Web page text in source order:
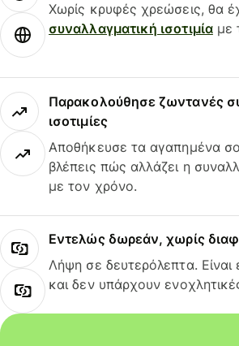
Χωρίς κρυφές χρεώσεις, θα
συναλλαγματική ισοτιμίαμε
Παρακολούθησε ζωντανές
ισοτιμίες
Αποθήκευσε τα αγαπημένα
βλέπεις πώς αλλάζει η
με τον χρόνο.
Εντελώς δωρεάν, χωρίς
Λήψη σε δευτερόλεπτα.
και δεν υπάρχουν